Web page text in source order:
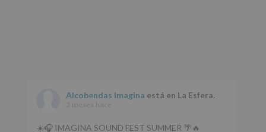
Alcobendas Imagina está en La Esfera.
2 meses hace
☀️🎧 IMAGINA SOUND FEST SUMMER 🌴🔥